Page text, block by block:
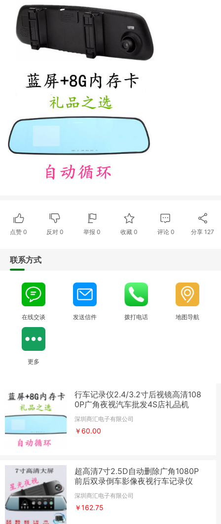
点赞 0 反对0 举报 0 收藏 0 评论 0 分享127
联系方式
在线交谈 发送信件 拨打电话 地图导航
更多
行车记录仪2.4/3.2寸后视镜高清108
0P广角夜视汽车批发4S店礼品机
深圳商汇电子有限公司
￥60.00
超高清7寸2.5D自动删除广角1080P
前后双录倒车影像夜视行车记录仪
深圳商汇电子有限公司
￥162.75